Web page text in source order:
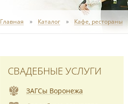
Главная Каталог Кафе, рестораны
СВАДЕБНЫЕ УСЛУГИ
ЗАГСы Воронежа